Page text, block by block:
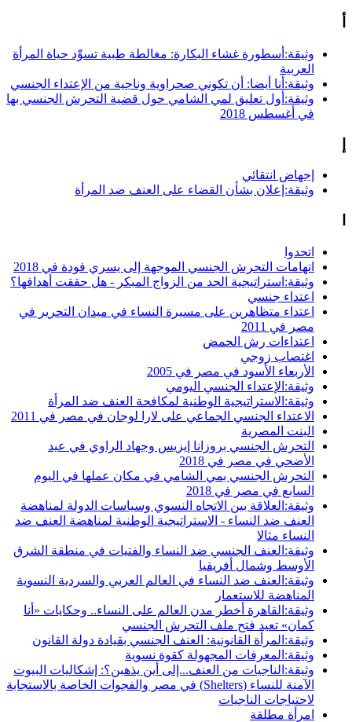
وثيقة:أسطورة غشاء البكارة: مغالطة طبية تسوِّد حياة المرأة
العربية
وثيقة:أنا أيضا: أن تكوني صحراوية وناجية من الإعتداء الجنسي
وثيقة:أول تعليق لمي الشامي حول قضية التحرش الجنسي بها
في أغسطس 2018
إجهاض انتقائي
وثيقة:إعلان بشأن القضاء على العنف ضد المرأة
اتحدوا
اتهامات التحرش الجنسي الموجهة إلى يسري فودة في 2018
وثيقة:استراتيجية الحد من الزواج المبكر - هل حققت أهدافها؟
اعتداء جنسي
اعتداء متظاهرين على مسيرة النساء في ميدان التحرير في
مصر في 2011
اعتداءات رش الحمض
اغتصاب زوجي
الأربعاء الأسود في مصر في 2005
وثيقة:الإعتداء الجنسي اليومي
وثيقة:الاستراتيجية الوطنية لمكافحة العنف ضد المرأة
الاعتداء الجنسي الجماعي على لارا لوجان في مصر في 2011
البنت المصرية
التحرش الجنسي بروزانا إيزيس وجهاد الراوي في عيد
الأضحي في مصر في 2018
التحرش الجنسي بمي الشامي في مكان عملها في اليوم
السابع في مصر في 2018
وثيقة:العلاقة بين الاتجاه النسوي وسياسات الدولة لمناهضة
العنف ضد النساء - الاستراتيجية الوطنية لمناهضة العنف ضد
النساء مثالا
وثيقة:العنف الجنسي ضد النساء والفتيات في منطقة الشرق
الأوسط وشمال أفريقيا
وثيقة:العنف ضد النساء في العالم العربي والسردية النسوية
المناهضة للاستعمار
وثيقة:القاهرة أخطر مدن العالم على النساء.. وحكايات «أنا
كمان» تعيد فتح ملف التحرش الجنسي
وثيقة:المرأة القانونية: العنف الجنسي بقيادة دولة القانون
وثيقة:المعرفات المجهولة كقوة نسوية
وثيقة:الناجيات من العنف...إلى أين يذهبن؟: إشكاليات البيوت
الآمنة للنساء (Shelters) في مصر والفجوات الخاصة بالاستجابة
لاحتياجات الناجيات
امرأة مطلقة